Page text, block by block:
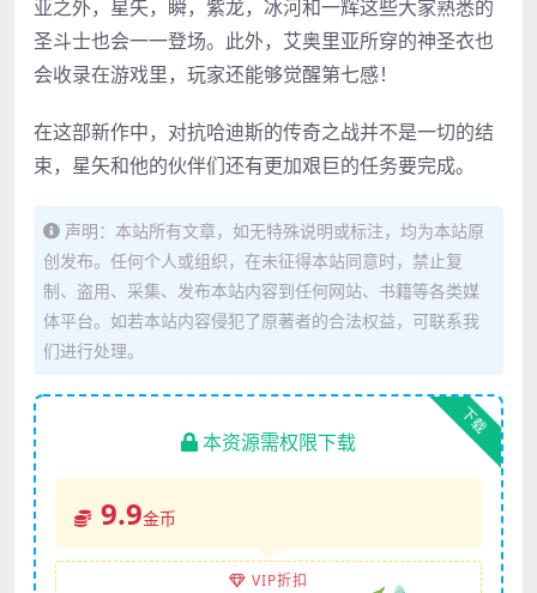
亚之外，星矢，瞬，紫龙，冰河和一辉这些大家熟悉的
圣斗士也会一一登场。此外，艾奥里亚所穿的神圣衣也
会收录在游戏里，玩家还能够觉醒第七感！
在这部新作中，对抗哈迪斯的传奇之战并不是一切的结
束，星矢和他的伙伴们还有更加艰巨的任务要完成。
声明：本站所有文章，如无特殊说明或标注，均为本站原
创发布。任何个人或组织，在未征得本站同意时，禁止复
制、盗用、采集、发布本站内容到任何网站、书籍等各类媒
体平台。如若本站内容侵犯了原著者的合法权益，可联系我
们进行处理。
下载
本资源需权限下载
9.9金币
VIP折扣